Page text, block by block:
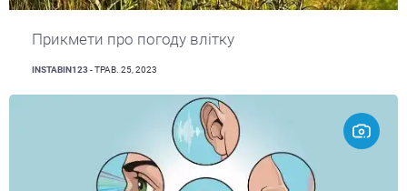
Прикмети про погоду влітку
INSTABIN123 - ТРАВ. 25, 2023